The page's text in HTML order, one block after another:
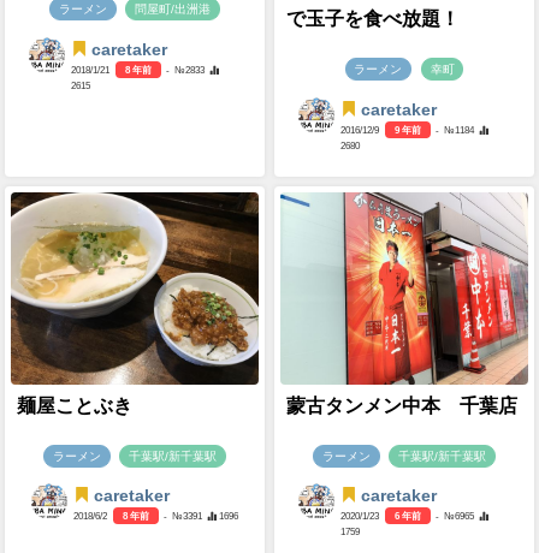
ラーメン 問屋町/出洲港
caretaker
2018/1/21 8 年前
- №2833
2615
で玉子を食べ放題！
ラーメン 幸町
caretaker
2016/12/9 9 年前
- №1184
2680
麺屋ことぶき
ラーメン 千葉駅/新千葉駅
caretaker
2018/6/2 8 年前 - №3391 1696
蒙古タンメン中本 千葉店
ラーメン 千葉駅/新千葉駅
caretaker
2020/1/23 6 年前
- №6965
1759